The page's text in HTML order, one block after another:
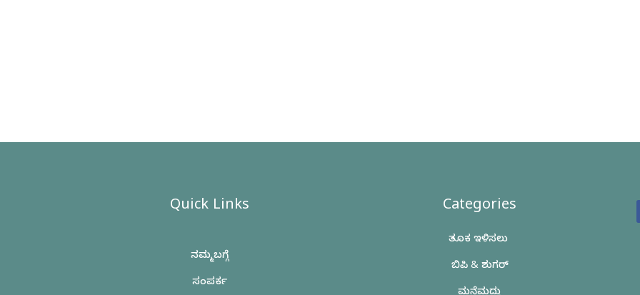
Quick Links
ನಮ್ಮ ಬಗ್ಗೆ
ಸಂಪರ್ಕ
Categories
ತೂಕ ಇಳಿಸಲು
ಬಿಪಿ & ಶುಗರ್